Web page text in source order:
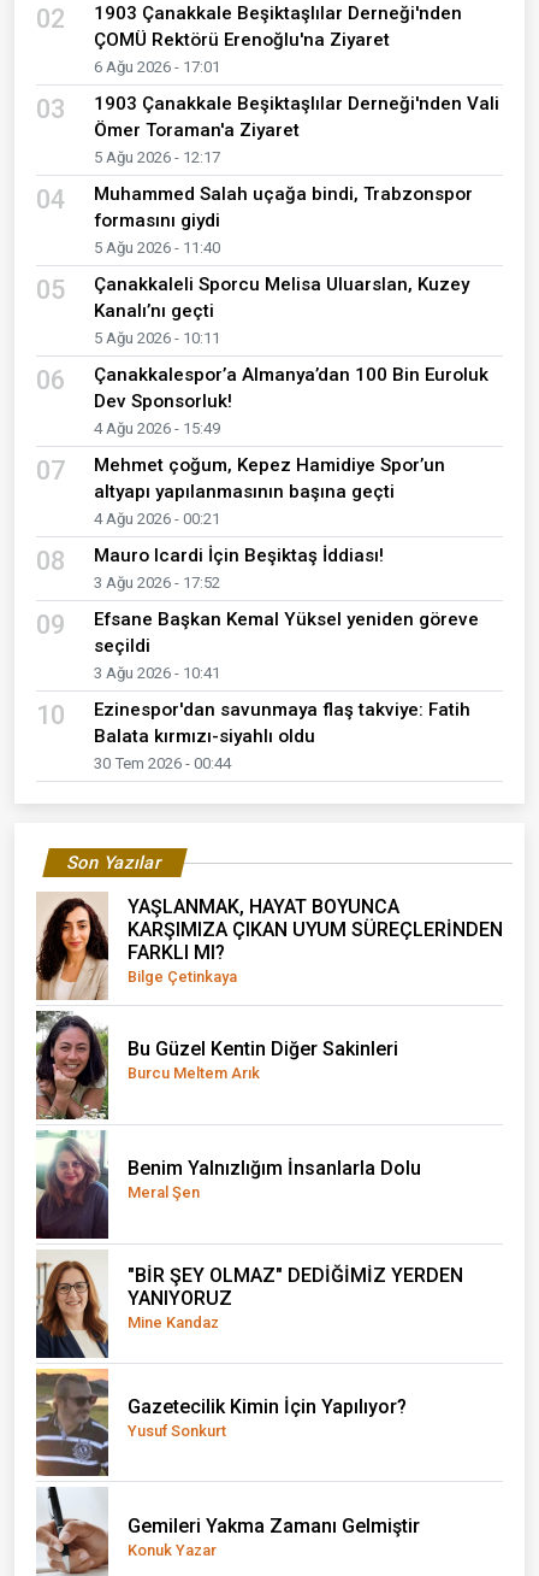
02
1903 Çanakkale Beşiktaşlılar Derneği'nden
ÇOMÜ Rektörü Erenoğlu'na Ziyaret
6 Ağu 2026 - 17:01
03
1903 Çanakkale Beşiktaşlılar Derneği'nden Vali
Ömer Toraman'a Ziyaret
5 Ağu 2026 - 12:17
04
Muhammed Salah uçağa bindi, Trabzonspor
formasını giydi
5 Ağu 2026 - 11:40
05
Çanakkaleli Sporcu Melisa Uluarslan, Kuzey
Kanalı’nı geçti
5 Ağu 2026 - 10:11
06
Çanakkalespor’a Almanya’dan 100 Bin Euroluk
Dev Sponsorluk!
4 Ağu 2026 - 15:49
07
Mehmet çoğum, Kepez Hamidiye Spor’un
altyapı yapılanmasının başına geçti
4 Ağu 2026 - 00:21
08 Mauro Icardi İçin Beşiktaş İddiası!
3 Ağu 2026 - 17:52
09
Efsane Başkan Kemal Yüksel yeniden göreve
seçildi
3 Ağu 2026 - 10:41
10
Ezinespor'dan savunmaya flaş takviye: Fatih
Balata kırmızı-siyahlı oldu
30 Tem 2026 - 00:44
Son Yazılar
YAŞLANMAK, HAYAT BOYUNCA
KARŞIMIZA ÇIKAN UYUM SÜREÇLERİNDEN
FARKLI MI?
Bilge Çetinkaya
Bu Güzel Kentin Diğer Sakinleri
Burcu Meltem Arık
Benim Yalnızlığım İnsanlarla Dolu
Meral Şen
"BİR ŞEY OLMAZ" DEDİĞİMİZ YERDEN
YANIYORUZ
Mine Kandaz
Gazetecilik Kimin İçin Yapılıyor?
Yusuf Sonkurt
Gemileri Yakma Zamanı Gelmiştir
Konuk Yazar